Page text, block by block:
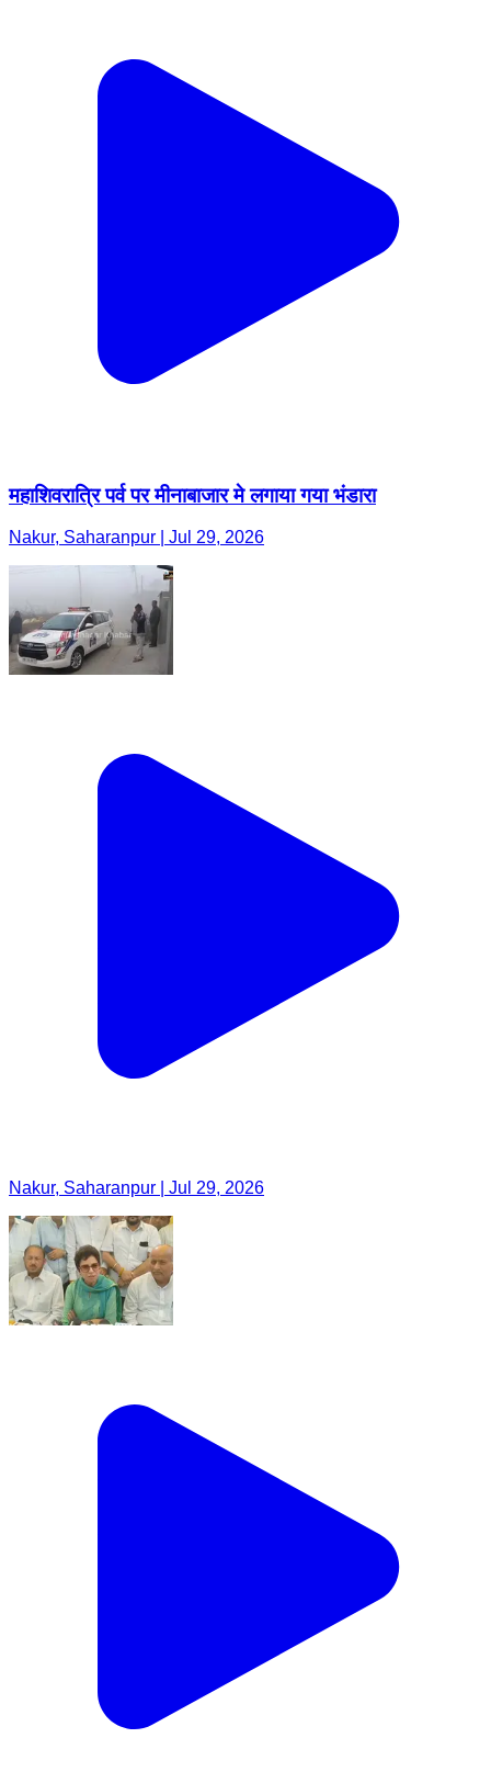
महाशिवरात्रि पर्व पर मीनाबाजार मे लगाया गया भंडारा
Nakur, Saharanpur | Jul 29, 2026
Nakur, Saharanpur | Jul 29, 2026